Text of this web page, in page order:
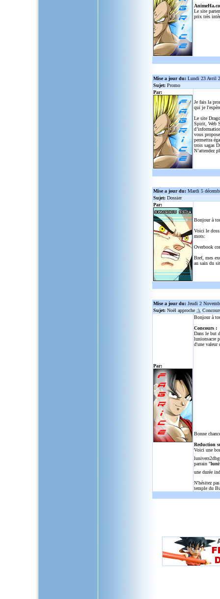
Le site
prix très
Mise a jour du: Lundi 23 Avril
Sujet: Promo
Par:
Je fais la
qui je
Le site
Spirit, Web
vous
permettra
trois sagas
N’attendez
Mise a jour du: Mardi 5
Sujet: Dossier
Par:
Bonjour à
Voici le
mots:
Overbook
Bref, mes
au sain du
Mise a jour du: Jeudi 2
Sujet: Noël approche ;),
Par:
Bonjour à
Concours :
Dans le but
lunionsacre
d'une valeur
Bonne
Reduction
Voici une
parrain "
une durée
N'hésitez
temple du